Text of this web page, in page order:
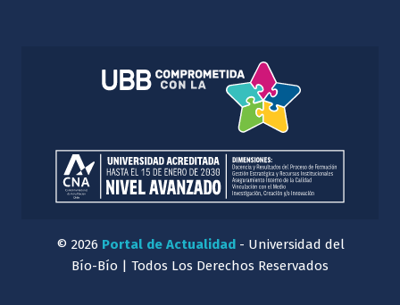
© 2026 Portal de Actualidad- Universidad del
Bío-Bío | Todos Los Derechos Reservados